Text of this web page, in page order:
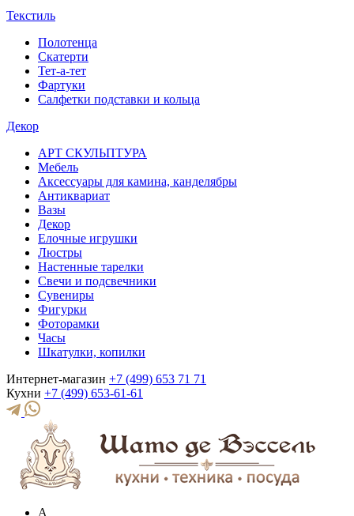
Текстиль
Полотенца
Скатерти
Тет-а-тет
Фартуки
Салфетки подставки и кольца
Декор
АРТ СКУЛЬПТУРА
Мебель
Аксессуары для камина, канделябры
Антиквариат
Вазы
Декор
Елочные игрушки
Люстры
Настенные тарелки
Свечи и подсвечники
Сувениры
Фигурки
Фоторамки
Часы
Шкатулки, копилки
Интернет-магазин +7 (499) 653 71 71
Кухни +7 (499) 653-61-61
A